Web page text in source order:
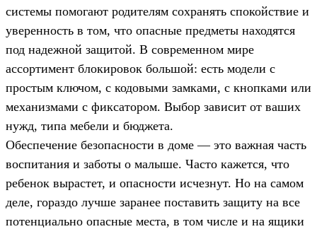
системы помогают родителям сохранять спокойствие и
уверенность в том, что опасные предметы находятся
под надежной защитой. В современном мире
ассортимент блокировок большой: есть модели с
простым ключом, с кодовыми замками, с кнопками или
механизмами с фиксатором. Выбор зависит от ваших
нужд, типа мебели и бюджета.
Обеспечение безопасности в доме — это важная часть
воспитания и заботы о малыше. Часто кажется, что
ребенок вырастет, и опасности исчезнут. Но на самом
деле, гораздо лучше заранее поставить защиту на все
потенциально опасные места, в том числе и на ящики